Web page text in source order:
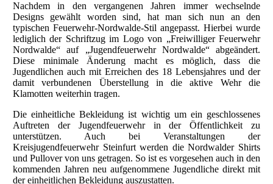
Nachdem in den vergangenen Jahren immer wechselnde
Designs gewählt worden sind, hat man sich nun an den
typischen Feuerwehr-Nordwalde-Stil angepasst. Hierbei wurde
lediglich der Schriftzug im Logo von „Freiwilliger Feuerwehr
Nordwalde“ auf „Jugendfeuerwehr Nordwalde“ abgeändert.
Diese minimale Änderung macht es möglich, dass die
Jugendlichen auch mit Erreichen des 18 Lebensjahres und der
damit verbundenen Überstellung in die aktive Wehr die
Klamotten weiterhin tragen.
Die einheitliche Bekleidung ist wichtig um ein geschlossenes
Auftreten der Jugendfeuerwehr in der Öffentlichkeit zu
unterstützen. Auch bei Veranstaltungen der
Kreisjugendfeuerwehr Steinfurt werden die Nordwalder Shirts
und Pullover von uns getragen. So ist es vorgesehen auch in den
kommenden Jahren neu aufgenommene Jugendliche direkt mit
der einheitlichen Bekleidung auszustatten.